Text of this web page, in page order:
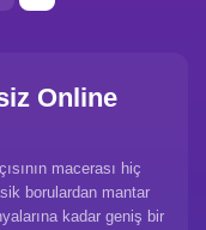
Online
macerası hiç
borulardan mantar
kadar geniş bir